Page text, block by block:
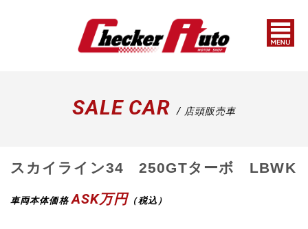
SALE CAR / 店頭販売車
スカイライン34 250GTターボ LBWK
車両本体価格ASK万円 （税込）